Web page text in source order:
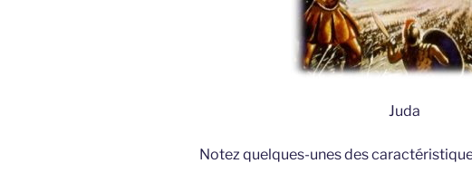
Juda
Notez quelques-unes des